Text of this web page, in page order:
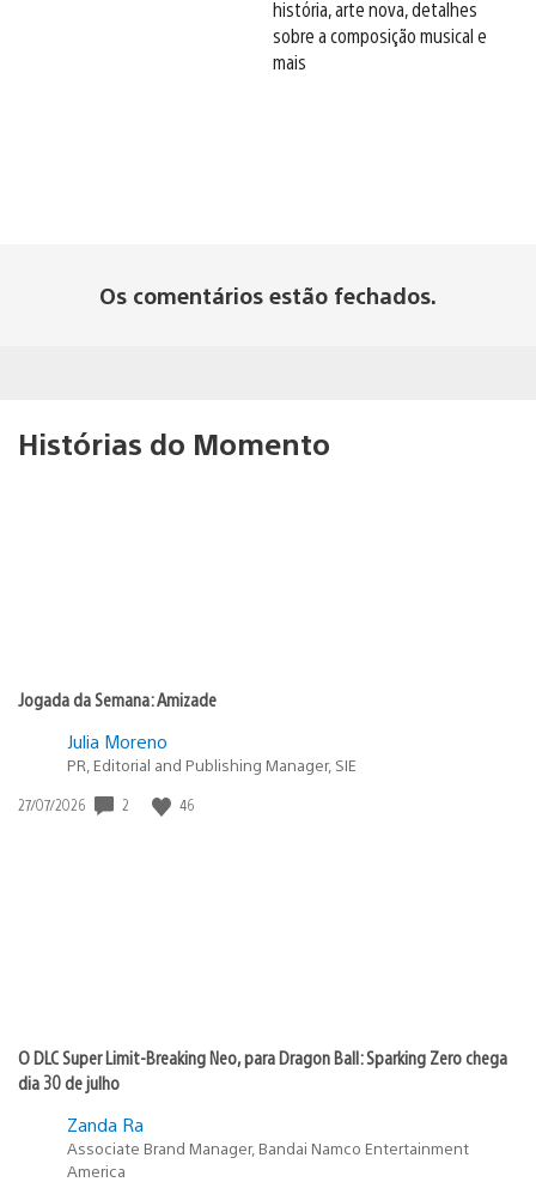
história, arte nova, detalhes
sobre a composição musical e
mais
Os comentários estão fechados.
Histórias do Momento
Jogada da Semana: Amizade
Julia Moreno
PR, Editorial and Publishing Manager, SIE
Data
27/07/2026 2 46
O DLC Super Limit-Breaking Neo, para Dragon Ball: Sparking Zero chega
dia 30 de julho
Zanda Ra
Associate Brand Manager, Bandai Namco Entertainment
America